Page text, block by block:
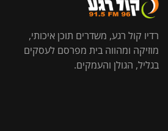
רדיו קול רגע, משדרים תוכן איכותי,
מוזיקה ומהווה בית מפרסם לעסקים
בגליל, הגולן והעמקים.